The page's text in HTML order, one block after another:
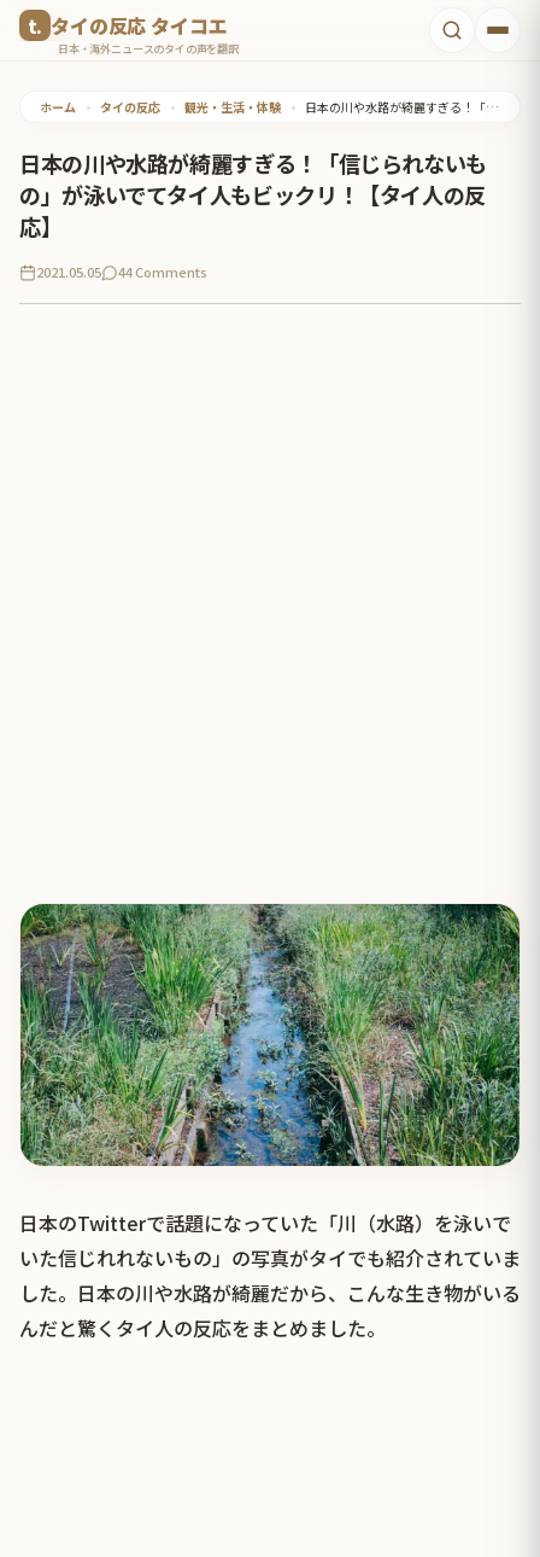
タイの反応 タイコエ
日本・海外ニュースのタイの声を翻訳
ホーム • タイの反応 • 観光・生活・体験 • 日本の川や水路が綺麗すぎる！「信じられないもの」が泳いでてタイ人もビックリ！【タイ人の反応】
日本の川や水路が綺麗すぎる！「信じられないも
の」が泳いでてタイ人もビックリ！【タイ人の反
応】
2021.05.05 44 Comments
日本のTwitterで話題になっていた「川（水路）を泳いで
いた信じれれないもの」の写真がタイでも紹介されていま
した。日本の川や水路が綺麗だから、こんな生き物がいる
んだと驚くタイ人の反応をまとめました。